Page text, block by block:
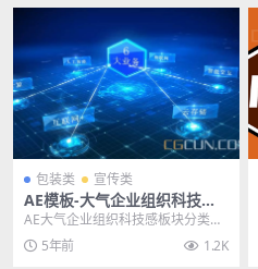
包装类 宣传类
AE模板-大气企业组织科技感
板块分类展示模板
AE大气企业组织科技感板块分类展
示模板 其他推荐: AE模板-科技感互
联网信息网...
5年前 1.2K